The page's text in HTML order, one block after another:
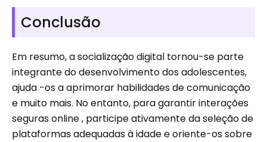
Conclusão
Em resumo, a socialização digital tornou-se parte
integrante do desenvolvimento dos adolescentes,
ajuda -os a aprimorar habilidades de comunicação
e muito mais. No entanto, para garantir interações
seguras online , participe ativamente da seleção de
plataformas adequadas à idade e oriente-os sobre